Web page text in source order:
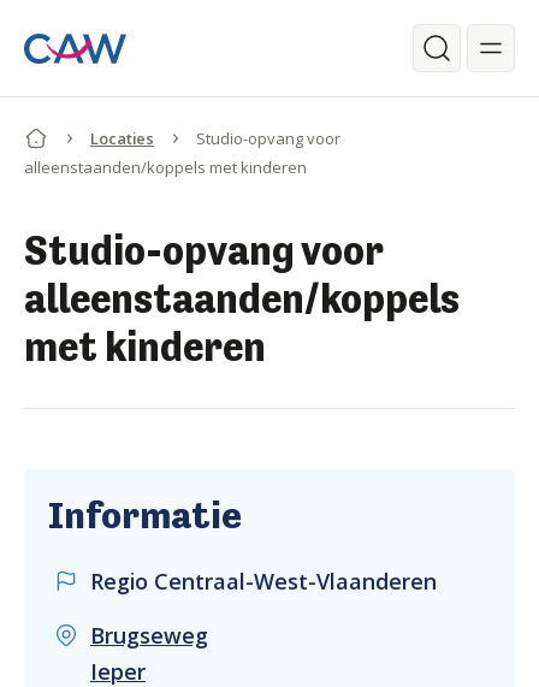
Zoeken
Locaties
Studio-opvang voor
alleenstaanden/koppels met kinderen
Studio-opvang voor
alleenstaanden/koppels
met kinderen
Informatie
Regio Centraal-West-Vlaanderen
Brugseweg
Ieper